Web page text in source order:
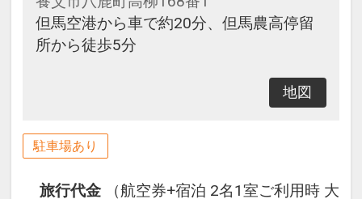
但馬空港から車で約20分、但馬農高停留
所から徒歩5分
地図
駐車場あり
旅行代金
（航空券+宿泊 2名1室ご利用時 大